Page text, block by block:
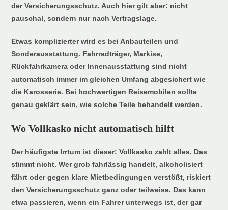
der Versicherungsschutz. Auch hier gilt aber: nicht
pauschal, sondern nur nach Vertragslage.
Etwas komplizierter wird es bei Anbauteilen und
Sonderausstattung. Fahrradträger, Markise,
Rückfahrkamera oder Innenausstattung sind nicht
automatisch immer im gleichen Umfang abgesichert wie
die Karosserie. Bei hochwertigen Reisemobilen sollte
genau geklärt sein, wie solche Teile behandelt werden.
Wo Vollkasko nicht automatisch hilft
Der häufigste Irrtum ist dieser: Vollkasko zahlt alles. Das
stimmt nicht. Wer grob fahrlässig handelt, alkoholisiert
fährt oder gegen klare Mietbedingungen verstößt, riskiert
den Versicherungsschutz ganz oder teilweise. Das kann
etwa passieren, wenn ein Fahrer unterwegs ist, der gar